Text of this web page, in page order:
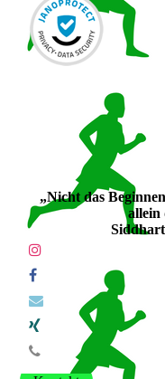
„Nicht das
allein